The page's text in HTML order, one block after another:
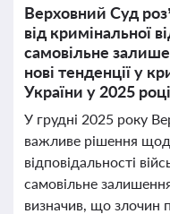
Верховний Суд
від кримінальної
самовільне
нові тенденції у
України у 2025 році
У грудні 2025 року
важливе рішення
відповідальності
самовільне
визначив, що злочин